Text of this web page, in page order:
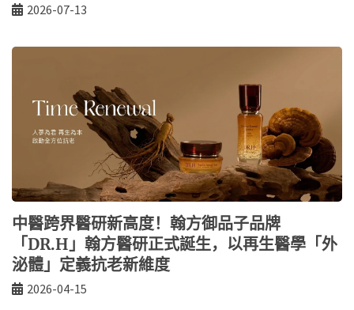
2026-07-13
中醫跨界醫研新高度！翰方御品子品牌
「DR.H」翰方醫研正式誕生，以再生醫學「外
泌體」定義抗老新維度
2026-04-15